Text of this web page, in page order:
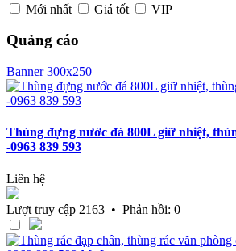
Mới nhất Giá tốt VIP
Quảng cáo
Banner 300x250
Thùng đựng nước đá 800L giữ nhiệt,
-0963 839 593
Liên hệ
Lượt truy cập 2163 • Phản hồi: 0